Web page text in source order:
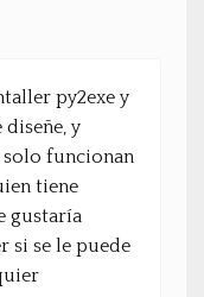
py2exe y
y
solo funcionan
tiene
gustaría
si se le puede